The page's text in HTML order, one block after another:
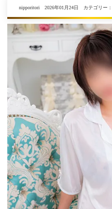
nipporitori 2026年01月24日 カテゴリー：